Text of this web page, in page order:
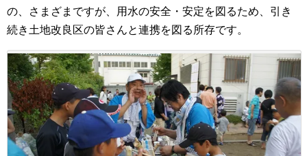
の、さまざまですが、用水の安全・安定を図るため、引き
続き土地改良区の皆さんと連携を図る所存です。